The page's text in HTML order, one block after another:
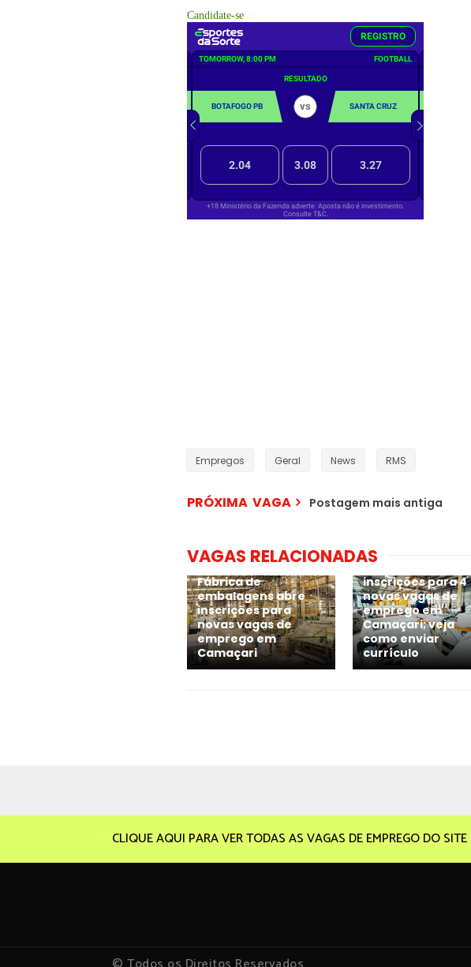
Candidate-se
Empregos Geral News RMS
PRÓXIMA VAGA Postagem mais antiga
VAGAS RELACIONADAS
Fábrica de
embalagens abre
inscrições para
novas vagas de
emprego em
Camaçari
inscrições para 4
novas vagas de
emprego em
Camaçari; veja
como enviar
currículo
CLIQUE AQUI PARA VER TODAS AS VAGAS DE EMPREGO DO SITE